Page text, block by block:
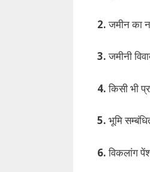
2.जमीन का
3.जमीनी
4.किसी भी
5. भूमि
6.विकलांग